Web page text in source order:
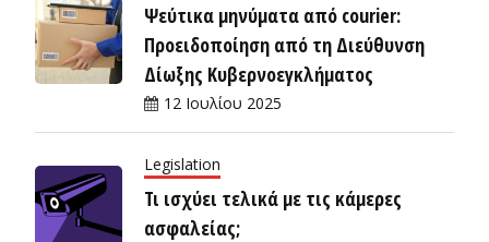
Ψεύτικα μηνύματα από courier:
Προειδοποίηση από τη Διεύθυνση
Δίωξης Κυβερνοεγκλήματος
12 Ιουλίου 2025
Legislation
Τι ισχύει τελικά με τις κάμερες
ασφαλείας;